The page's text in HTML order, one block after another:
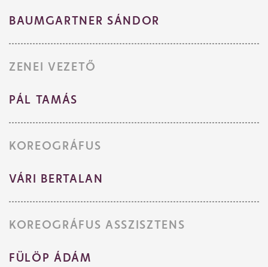
BAUMGARTNER SÁNDOR
ZENEI VEZETŐ
PÁL TAMÁS
KOREOGRÁFUS
VÁRI BERTALAN
KOREOGRÁFUS ASSZISZTENS
FÜLÖP ÁDÁM